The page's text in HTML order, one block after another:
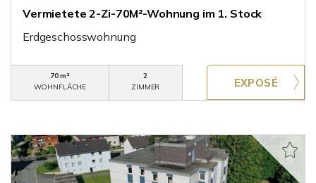
Vermietete 2-Zi-70M²-Wohnung im 1. Stock
Erdgeschosswohnung
70 m²
WOHNFLÄCHE
2
ZIMMER